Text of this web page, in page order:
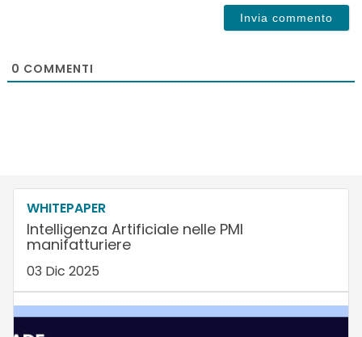
0 COMMENTI
WHITEPAPER
Intelligenza Artificiale nelle PMI
manifatturiere
03 Dic 2025